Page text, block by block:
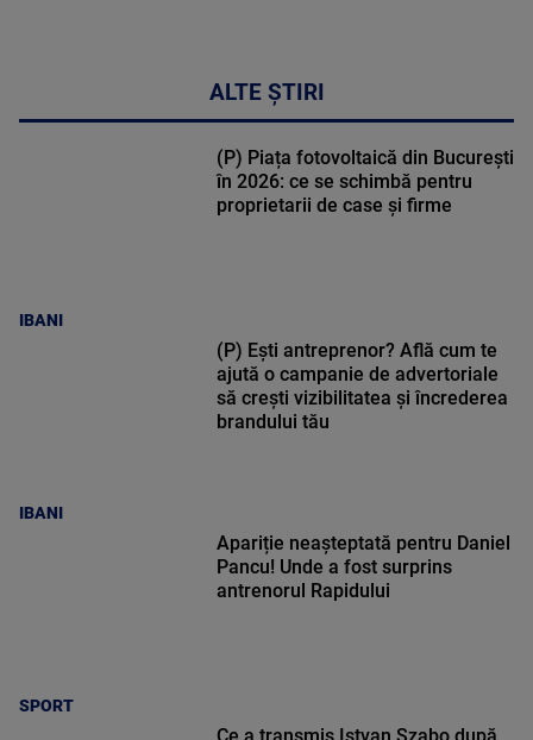
ALTE ȘTIRI
IBANI
(P) Piața fotovoltaică din București
în 2026: ce se schimbă pentru
proprietarii de case și firme
IBANI
(P) Ești antreprenor? Află cum te
ajută o campanie de advertoriale
să crești vizibilitatea și încrederea
brandului tău
SPORT
Apariție neașteptată pentru Daniel
Pancu! Unde a fost surprins
antrenorul Rapidului